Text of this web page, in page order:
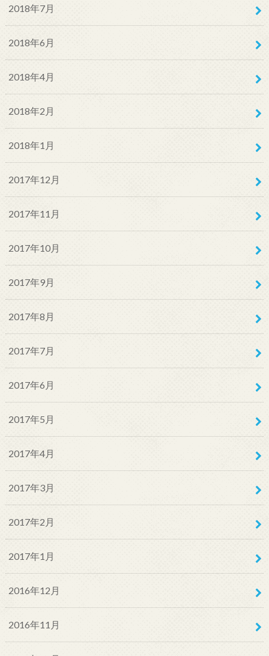
2018年7月
2018年6月
2018年4月
2018年2月
2018年1月
2017年12月
2017年11月
2017年10月
2017年9月
2017年8月
2017年7月
2017年6月
2017年5月
2017年4月
2017年3月
2017年2月
2017年1月
2016年12月
2016年11月